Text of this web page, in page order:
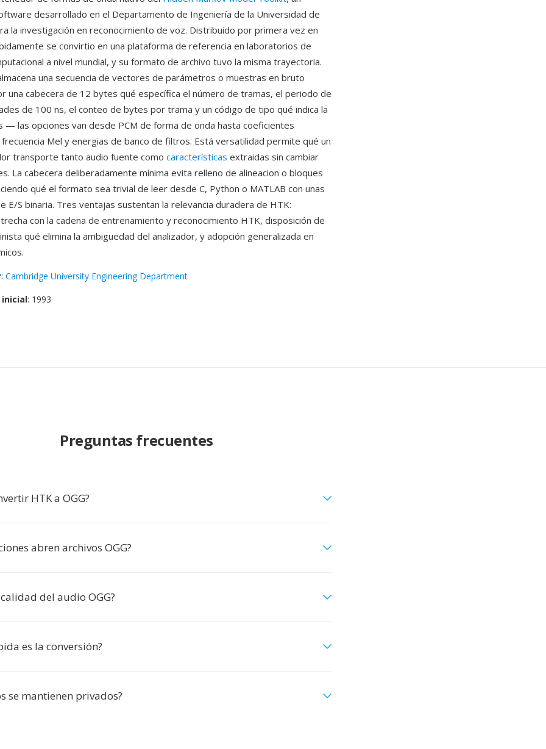
desarrollado en el Departamento de Ingeniería de la Universidad de
la investigación en reconocimiento de voz. Distribuido por primera vez en
se convirtio en una plataforma de referencia en laboratorios de
a nivel mundial, y su formato de archivo tuvo la misma trayectoria.
una secuencia de vectores de parámetros o muestras en bruto
una cabecera de 12 bytes qué específica el número de tramas, el periodo de
de 100 ns, el conteo de bytes por trama y un código de tipo qué indica la
— las opciones van desde PCM de forma de onda hasta coeficientes
Mel y energias de banco de filtros. Está versatilidad permite qué un
transporte tanto audio fuente como características extraidas sin cambiar
La cabecera deliberadamente mínima evita relleno de alineacion o bloques
qué el formato sea trivial de leer desde C, Python o MATLAB con unas
E/S binaria. Tres ventajas sustentan la relevancia duradera de HTK:
con la cadena de entrenamiento y reconocimiento HTK, disposición de
qué elimina la ambiguedad del analizador, y adopción generalizada en
: Cambridge University Engineering Department
inicial: 1993
Preguntas frecuentes
HTK a OGG?
abren archivos OGG?
del audio OGG?
es la conversión?
se mantienen privados?